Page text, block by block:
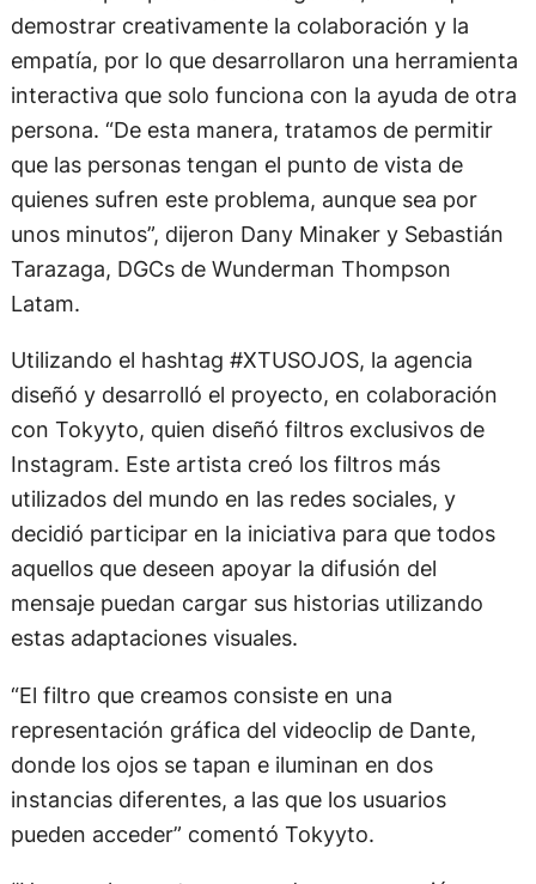
demostrar creativamente la colaboración y la
empatía, por lo que desarrollaron una herramienta
interactiva que solo funciona con la ayuda de otra
persona. “De esta manera, tratamos de permitir
que las personas tengan el punto de vista de
quienes sufren este problema, aunque sea por
unos minutos”, dijeron Dany Minaker y Sebastián
Tarazaga, DGCs de Wunderman Thompson
Latam.
Utilizando el hashtag #XTUSOJOS, la agencia
diseñó y desarrolló el proyecto, en colaboración
con Tokyyto, quien diseñó filtros exclusivos de
Instagram. Este artista creó los filtros más
utilizados del mundo en las redes sociales, y
decidió participar en la iniciativa para que todos
aquellos que deseen apoyar la difusión del
mensaje puedan cargar sus historias utilizando
estas adaptaciones visuales.
“El filtro que creamos consiste en una
representación gráfica del videoclip de Dante,
donde los ojos se tapan e iluminan en dos
instancias diferentes, a las que los usuarios
pueden acceder” comentó Tokyyto.